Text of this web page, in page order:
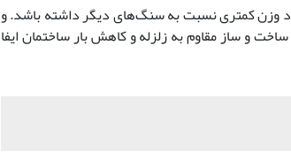
وزن کمتری نسبت به سنگ‌های دیگر داشته باشد. و
و ساز مقاوم به زلزله و کاهش بار ساختمان ایفا